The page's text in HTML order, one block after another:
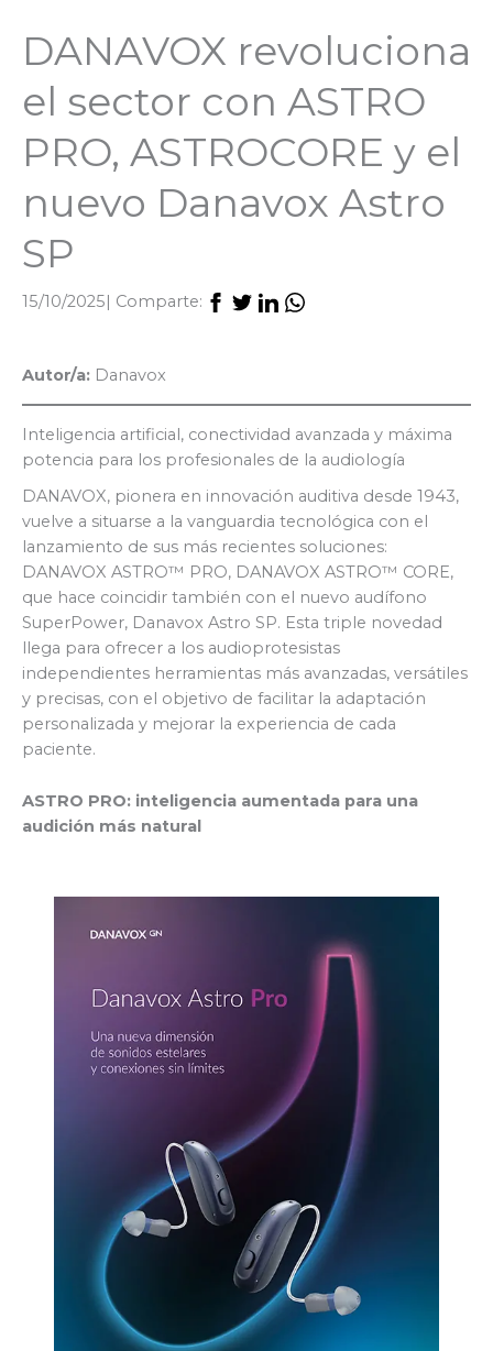
DANAVOX revoluciona
el sector con ASTRO
PRO, ASTROCORE y el
nuevo Danavox Astro
SP
15/10/2025| Comparte:
Autor/a: Danavox
Inteligencia artificial, conectividad avanzada y máxima
potencia para los profesionales de la audiología
DANAVOX, pionera en innovación auditiva desde 1943,
vuelve a situarse a la vanguardia tecnológica con el
lanzamiento de sus más recientes soluciones:
DANAVOX ASTRO™ PRO, DANAVOX ASTRO™ CORE,
que hace coincidir también con el nuevo audífono
SuperPower, Danavox Astro SP. Esta triple novedad
llega para ofrecer a los audioprotesistas
independientes herramientas más avanzadas, versátiles
y precisas, con el objetivo de facilitar la adaptación
personalizada y mejorar la experiencia de cada
paciente.
ASTRO PRO: inteligencia aumentada para una
audición más natural